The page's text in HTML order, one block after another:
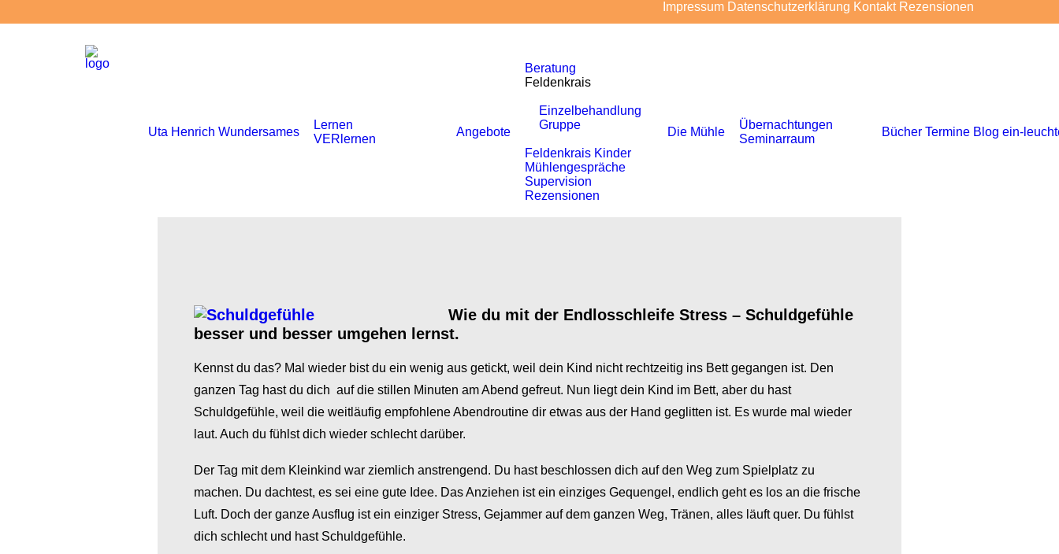
Impressum Datenschutzerklärung Kontakt Rezensionen
Uta Henrich Wundersames
Lernen
VERlernen
Angebote
Beratung
Feldenkrais
Einzelbehandlung
Gruppe
Feldenkrais Kinder
Mühlengespräche
Supervision
Rezensionen
Die Mühle
Übernachtungen
Seminarraum
Bücher Termine Blog ein-
Wie du mit der Endlosschleife Stress – Schuldgefühle
besser und besser umgehen lernst.
Kennst du das? Mal wieder bist du ein wenig aus getickt, weil dein Kind nicht rechtzeitig ins Bett gegangen ist. Den
ganzen Tag hast du dich auf die stillen Minuten am Abend gefreut. Nun liegt dein Kind im Bett, aber du hast
Schuldgefühle, weil die weitläufig empfohlene Abendroutine dir etwas aus der Hand geglitten ist. Es wurde mal wieder
laut. Auch du fühlst dich wieder schlecht darüber.
Der Tag mit dem Kleinkind war ziemlich anstrengend. Du hast beschlossen dich auf den Weg zum Spielplatz zu
machen. Du dachtest, es sei eine gute Idee. Das Anziehen ist ein einziges Gequengel, endlich geht es los an die frische
Luft. Doch der ganze Ausflug ist ein einziger Stress, Gejammer auf dem ganzen Weg, Tränen, alles läuft quer. Du fühlst
dich schlecht und hast Schuldgefühle.